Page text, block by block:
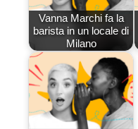
Vanna Marchi fa la
barista in un locale di
Milano